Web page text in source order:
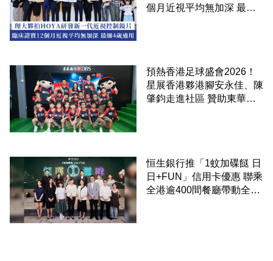
個月近視平均無加深 最細4
預熱香港足球盛會2026！
星展香港夥港腳安永佳、陳
肇鈞走進社區 贊助東華三
恒生銀行推「1蚊加碟餸 日
日+FUN」信用卡優惠 聯乘
全港逾400間餐廳帶動全城